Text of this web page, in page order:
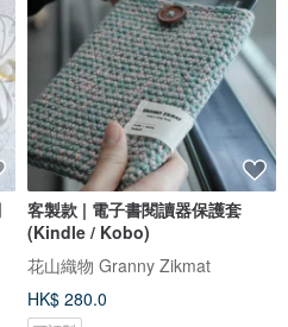
客製款 | 電子書閱讀器保護套
(Kindle / Kobo)
花山織物 Granny Zikmat
HK$ 280.0